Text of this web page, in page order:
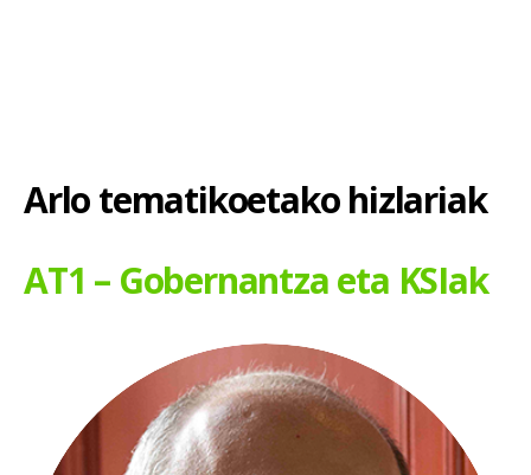
Arlo tematikoetako hizlariak
AT1 – Gobernantza eta KSIak